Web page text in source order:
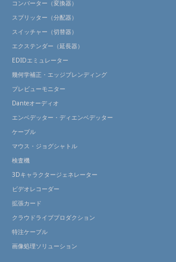
コンバーター（変換器）
スプリッター（分配器）
スイッチャー（切替器）
エクステンダー（延長器）
EDIDエミュレーター
幾何学補正・エッジブレンディング
プレビューモニター
Danteオーディオ
エンベデッター・ディエンベデッター
ケーブル
マウス・ジョグシャトル
検査機
3Dキャラクタージェネレーター
ビデオレコーダー
拡張カード
クラウドライブプロダクション
特注ケーブル
画像処理ソリューション